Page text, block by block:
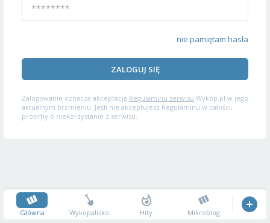
nie pamiętam hasła
ZALOGUJ SIĘ
Zalogowanie oznacza akceptację Regulaminu serwisu Wykop.pl w jego
aktualnym brzmieniu. Jeśli nie akceptujesz Regulaminu w całości,
prosimy o niekorzystanie z serwisu.
Główna Wykopalisko Hity Mikroblog